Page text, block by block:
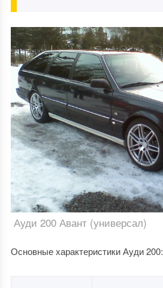
Ауди 200 Авант (универсал)
Основные характеристики Ауди 200: